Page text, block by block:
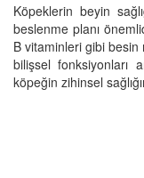
Köpeklerin beyin
beslenme planı
B vitaminleri gibi besin
bilişsel fonksiyonları
köpeğin zihinsel